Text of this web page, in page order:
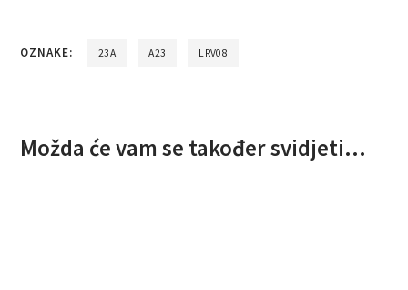
OZNAKE: 23A A23 LRV08
Možda će vam se također svidjeti…